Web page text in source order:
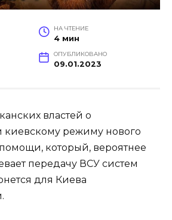
НА ЧТЕНИЕ
4 мин
ОПУБЛИКОВАНО
09.01.2023
властей о
киевскому режиму нового
который, вероятнее
передачу ВСУ систем
для Киева